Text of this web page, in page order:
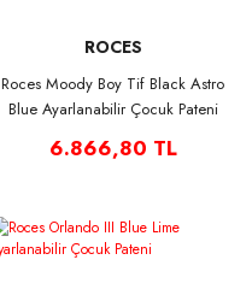
ROCES
Roces Moody Boy Tif Black Astro
Blue Ayarlanabilir Çocuk Pateni
6.866,80 TL